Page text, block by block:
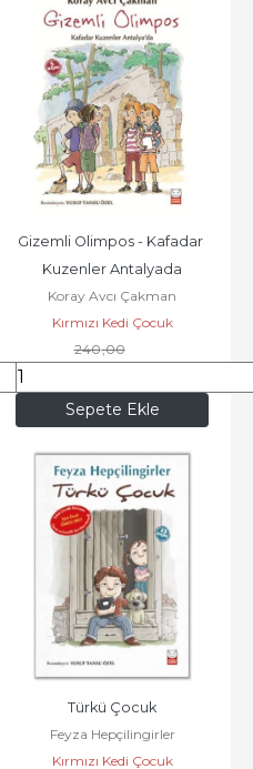
Sepete Ekle
Gizemli Olimpos - Kafadar
Kuzenler Antalyada
Koray Avcı Çakman
Kırmızı Kedi Çocuk
240,00
206,40
Türkü Çocuk
Feyza Hepçilingirler
Kırmızı Kedi Çocuk